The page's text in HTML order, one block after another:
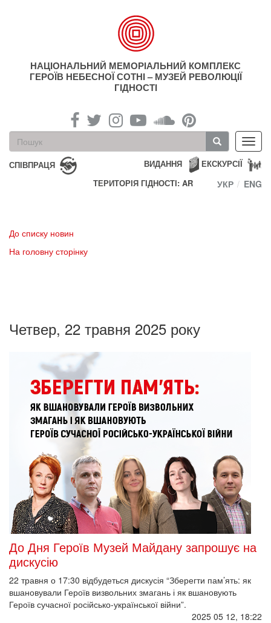
НАЦІОНАЛЬНИЙ МЕМОРІАЛЬНИЙ КОМПЛЕКС
ГЕРОЇВ НЕБЕСНОЇ СОТНІ – МУЗЕЙ РЕВОЛЮЦІЇ
ГІДНОСТІ
Пошукова
форма
Пошук
СПІВПРАЦЯ ЕКСКУРСІЇ
ВИДАННЯ
ТЕРИТОРІЯ ГІДНОСТІ: AR
УКР ENG
До списку новин
На головну сторінку
Четвер, 22 травня 2025 року
До Дня Героїв Музей Майдану запрошує на
дискусію
22 травня о 17:30 відбудеться дискусія “Зберегти пам’ять: як
вшановували Героїв визвольних змагань і як вшановують
Героїв сучасної російсько-української війни”.
2025 05 12, 18:22